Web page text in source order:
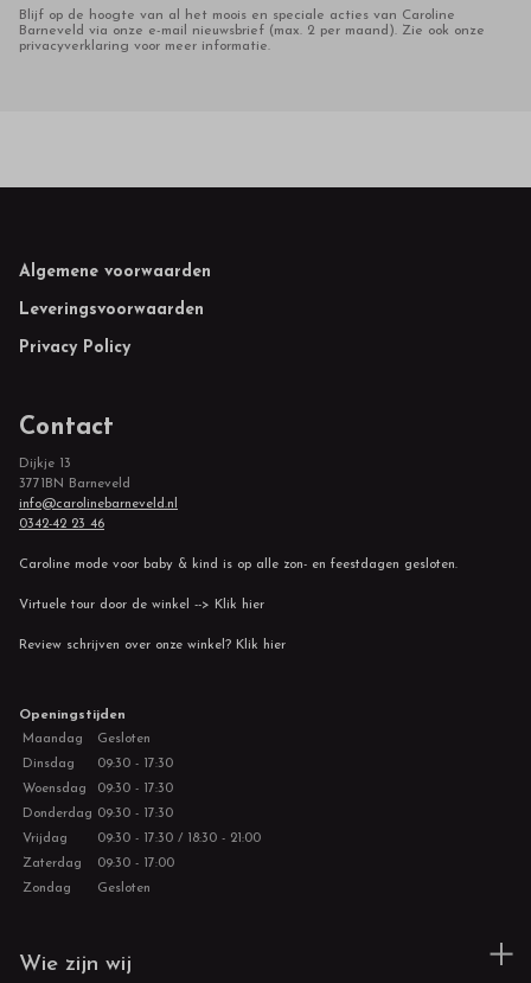
Blijf op de hoogte van al het moois en speciale acties van Caroline
Barneveld via onze e-mail nieuwsbrief (max. 2 per maand). Zie ook onze
privacyverklaring voor meer informatie.
Footer
Algemene voorwaarden
Leveringsvoorwaarden
Privacy Policy
Contact
Dijkje 13
3771BN Barneveld
info@carolinebarneveld.nl
0342-42 23 46
Caroline mode voor baby & kind is op alle zon- en feestdagen gesloten.
Virtuele tour door de winkel --> Klik hier
Review schrijven over onze winkel? Klik hier
Openingstijden
Maandag
Gesloten
Dinsdag
09:30 - 17:30
Woensdag
09:30 - 17:30
Donderdag 09:30 - 17:30
Vrijdag
09:30 - 17:30 / 18:30 - 21:00
Zaterdag
09:30 - 17:00
Zondag
Gesloten
Wie zijn wij